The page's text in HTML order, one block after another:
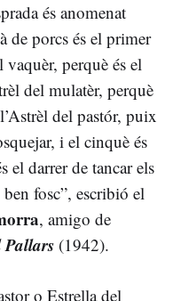
és anomenat
de porcs és el primer
vaquèr, perquè és el
del mulatèr, perquè
del pastór, puix
i el cinquè és
el darrer de tancar els
fosc”, escribió el
, amigo de
(1942).
o Estrella del